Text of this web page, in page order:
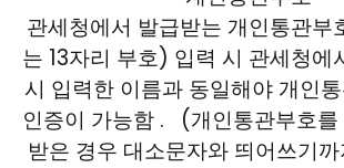
관세청에서 발급받는 개인통관부
는 13자리 부호) 입력 시 관세청에
시 입력한 이름과 동일해야 개인
인증이 가능함 . (개인통관부호를
받은 경우 대소문자와 띄어쓰기